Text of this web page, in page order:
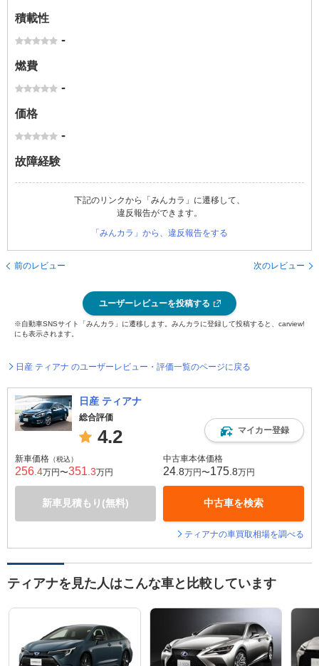
積載性
-
燃費
-
価格
-
故障経験
下記のリンクから「みんカラ」に遷移して、
違反報告ができます。
「みんカラ」から、違反報告をする
前のレビュー 次のレビュー
ユーザーレビューを投稿する
※自動車SNSサイト「みんカラ」に遷移します。みんカラに登録して投稿すると、carview!
にも表示されます。
日産 ティアナ のユーザーレビュー・評価一覧のページに戻る
日産 ティアナ
総合評価
4.2 マイカー登録
新車価格 （税込）
256 .4万円〜351 .3万円
新車見積もり(無料)
中古車本体価格
24 .8万円〜175 .8万円
中古車を検索
ティアナの車買取相場を調べる
ティアナを見た人はこんな車と比較しています